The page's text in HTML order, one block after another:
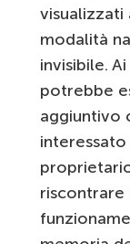
visualizzati
modalità
invisibile.
potrebbe
aggiuntivo
riscontrare